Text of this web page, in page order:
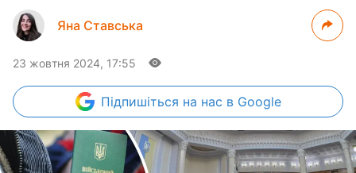
Яна Ставська
23 жовтня 2024, 17:55
Підпишіться на нас в Google